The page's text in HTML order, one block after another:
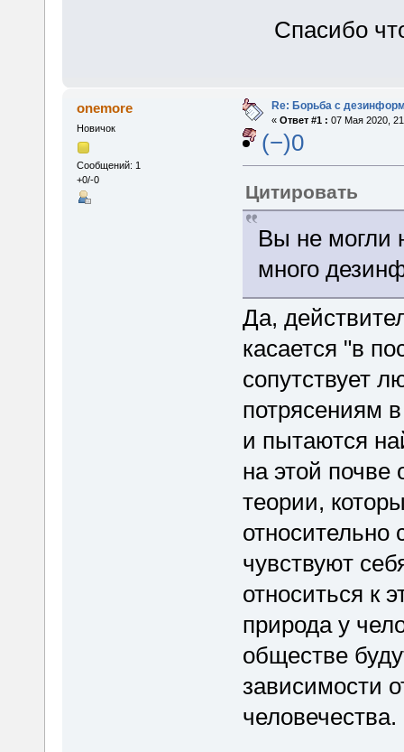
Спасибо
onemore
Новичок
Сообщений: 1
+0/-0
Re: Борьба с
« Ответ #1 : 07 Мая 2020,
(−)0
Цитировать
Вы не могли
много
Да,
касается "в
сопутствует
потрясениям
и пытаются
на этой почве
теории,
относительно
чувствуют
относиться к
природа у
обществе
зависимости
человечества.